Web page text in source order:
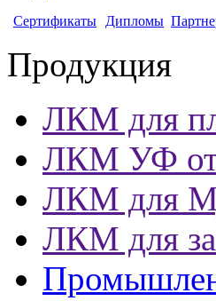
Сертификаты Дипломы
Продукция
ЛКМ для
ЛКМ УФ
ЛКМ для
ЛКМ для